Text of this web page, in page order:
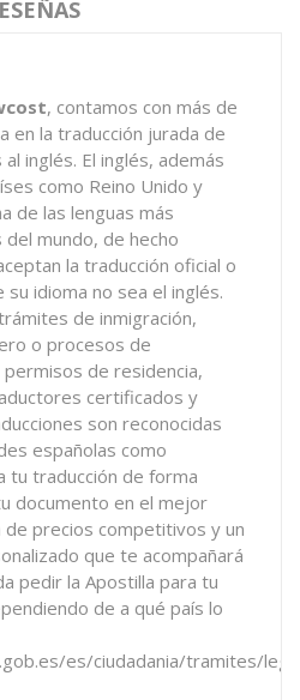
, contamos con más de
en la traducción jurada de
inglés. El inglés, además
como Reino Unido y
de las lenguas más
mundo, de hecho
la traducción oficial o
su idioma no sea el inglés.
de inmigración,
o procesos de
permisos de residencia,
certificados y
son reconocidas
españolas como
tu traducción de forma
documento en el mejor
precios competitivos y un
que te acompañará
pedir la Apostilla para tu
de a qué país lo
es/ciudadania/tramites/